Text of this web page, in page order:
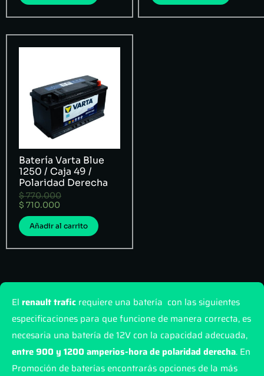
Batería Varta Blue
1250 / Caja 49 /
Polaridad Derecha
$770.000
$ 710.000
Añadir al carrito
El renault trafic requiere una batería con las siguientes
especificaciones para que funcione de manera correcta, es
necesaria una batería de 12V con la capacidad adecuada,
entre 900 y 1200 amperios-hora de polaridad derecha. En
Promoción de baterías encontrarás opciones de la más